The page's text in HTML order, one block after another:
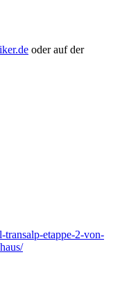
oder auf der
transalp-etappe-2-von-